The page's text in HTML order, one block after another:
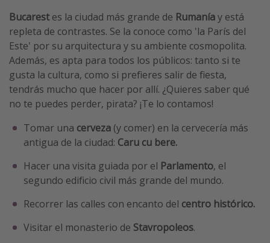
Bucarestes la ciudad más grande de Rumaníay está
repleta de contrastes. Se la conoce como 'la París del
Este' por su arquitectura y su ambiente cosmopolita.
Además, es apta para todos los públicos: tanto si te
gusta la cultura, como si prefieres salir de fiesta,
tendrás mucho que hacer por allí. ¿Quieres saber qué
no te puedes perder, pirata? ¡Te lo contamos!
Tomar una cerveza (y comer) en la cervecería más
antigua de la ciudad: Caru cu bere.
Hacer una visita guiada por el Parlamento, el
segundo edificio civil más grande del mundo.
Recorrer las calles con encanto del centro histórico.
Visitar el monasterio de Stavropoleos.